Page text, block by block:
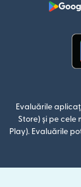
Evaluările
Store) și pe
Play). Evaluările